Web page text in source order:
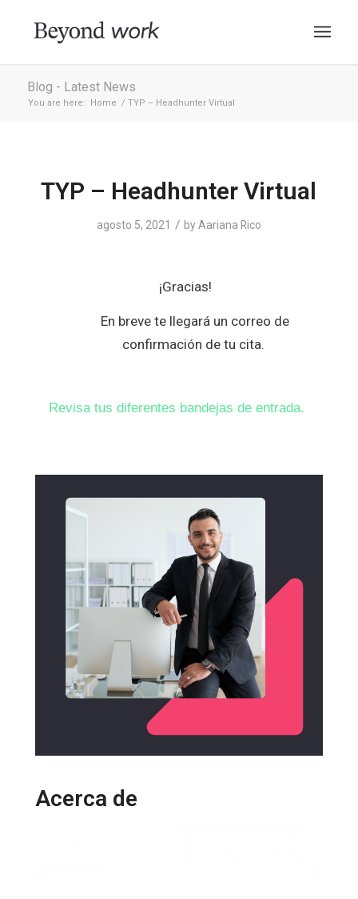
Blog - Latest News
You are here: Home / TYP – Headhunter Virtual
TYP – Headhunter Virtual
agosto 5, 2021 / by Aariana Rico
¡Gracias!
En breve te llegará un correo de
confirmación de tu cita.
Revisa tus diferentes bandejas de entrada.
Acerca de